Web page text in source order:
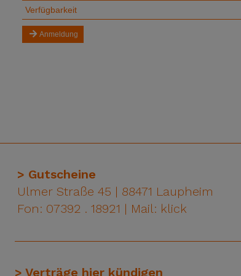
> Gutscheine
Ulmer Straße 45 | 88471 Laupheim
Fon: 07392 . 18921 | Mail: klick
> Verträge hier kündigen